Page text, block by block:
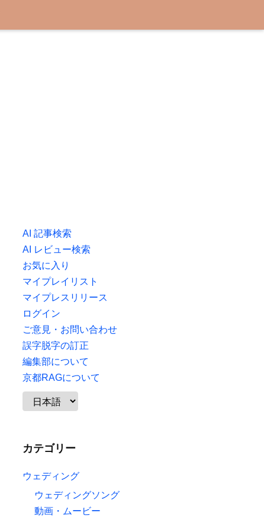
AI 記事検索
AI レビュー検索
お気に入り
マイプレイリスト
マイプレスリリース
ログイン
ご意見・お問い合わせ
誤字脱字の訂正
編集部について
京都RAGについて
カテゴリー
ウェディング
ウェディングソング
動画・ムービー